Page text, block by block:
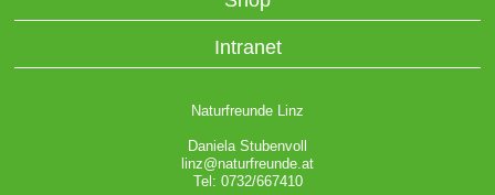
Intranet
Naturfreunde Linz
Daniela Stubenvoll
linz@naturfreunde.at
Tel: 0732/667410